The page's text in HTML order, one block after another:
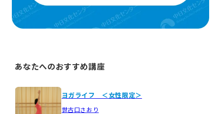
あなたへのおすすめ講座
ヨガライフ ＜女性限定＞
世古口さおり